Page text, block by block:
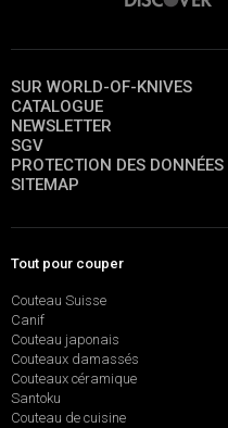
SUR WORLD-OF-KNIVES
CATALOGUE
NEWSLETTER
SGV
PROTECTION DES
SITEMAP
Tout pour couper
Couteau Suisse
Canif
Couteau japonais
Couteaux damassés
Couteaux céramique
Santoku
Couteau de cuisine